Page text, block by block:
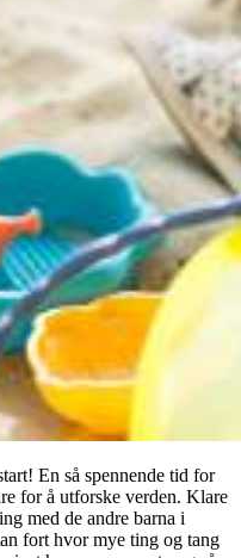
En så spennende tid for
for å utforske verden. Klare
med de andre barna i
fort hvor mye ting og tang